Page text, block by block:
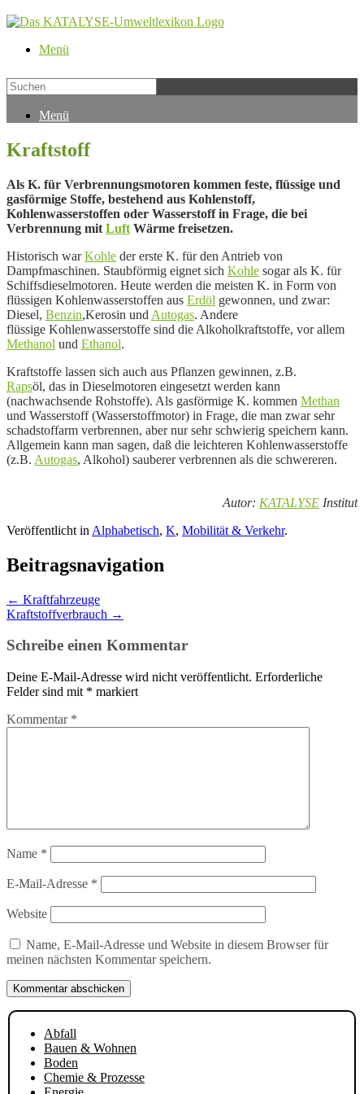
Menü
Menü
Kraftstoff
Als K. für Verbrennungsmotoren kommen feste, flüssige und
gasförmige Stoffe, bestehend aus Kohlenstoff,
Kohlenwasserstoffen oder Wasserstoff in Frage, die bei
Verbrennung mit Luft Wärme freisetzen.
Historisch warKohle der erste K. für den Antrieb von
Dampfmaschinen. Staubförmig eignet sich Kohle sogar als K. für
Schiffsdieselmotoren. Heute werden die meisten K. in Form von
flüssigen Kohlenwasserstoffen aus Erdöl gewonnen, und zwar:
Diesel, Benzin,Kerosin und Autogas. Andere
flüssige Kohlenwasserstoffe sind die Alkoholkraftstoffe, vor allem
Methanol und Ethanol.
Kraftstoffe lassen sich auch aus Pflanzen gewinnen, z.B.
Rapsöl, das in Dieselmotoren eingesetzt werden kann
(nachwachsende Rohstoffe). Als gasförmige K. kommen Methan
und Wasserstoff (Wasserstoffmotor) in Frage, die man zwar sehr
schadstoffarm verbrennen, aber nur sehr schwierig speichern kann.
Allgemein kann man sagen, daß die leichteren Kohlenwasserstoffe
(z.B. Autogas, Alkohol) sauberer verbrennen als die schwereren.
Autor: KATALYSE Institut
Veröffentlicht in Alphabetisch, K, Mobilität & Verkehr.
Beitragsnavigation
← Kraftfahrzeuge
Kraftstoffverbrauch →
Schreibe einen Kommentar
Deine E-Mail-Adresse wird nicht veröffentlicht. Erforderliche
Felder sind mit * markiert
Kommentar *
Name *
E-Mail-Adresse *
Website
Name, E-Mail-Adresse und Website in diesem Browser für
meinen nächsten Kommentar speichern.
Abfall
Bauen & Wohnen
Boden
Chemie & Prozesse